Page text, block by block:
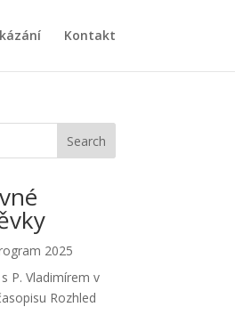
Kontakt
Search
2025
P. Vladimírem v
Rozhled